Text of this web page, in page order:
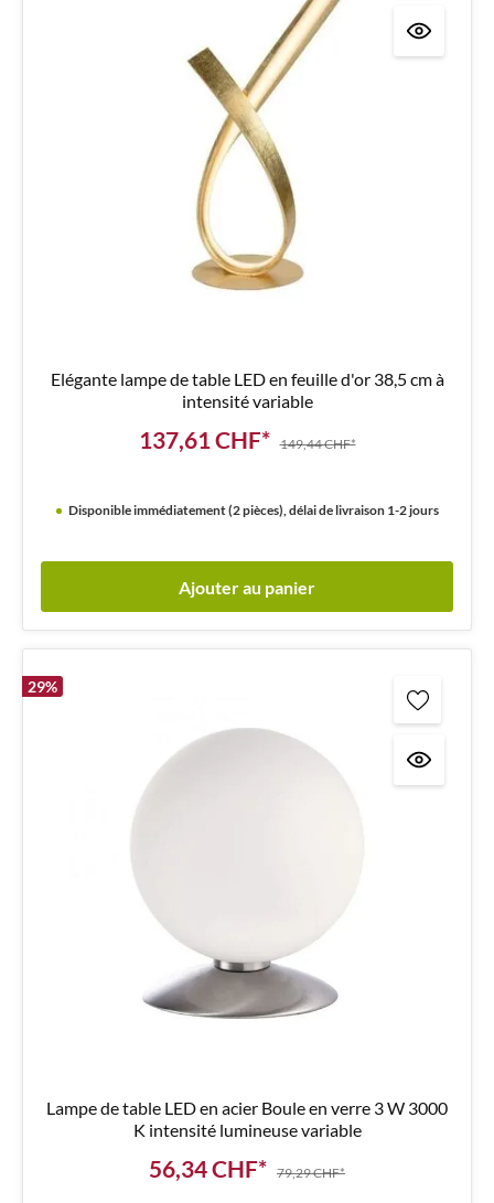
Elégante lampe de table LED en feuille d'or 38,5 cm à
intensité variable
137,61 CHF* 149,44 CHF*
Disponible immédiatement (2 pièces), délai de livraison 1-2 jours
Ajouter au panier
29%
Lampe de table LED en acier Boule en verre 3 W 3000
K intensité lumineuse variable
56,34 CHF* 79,29 CHF*